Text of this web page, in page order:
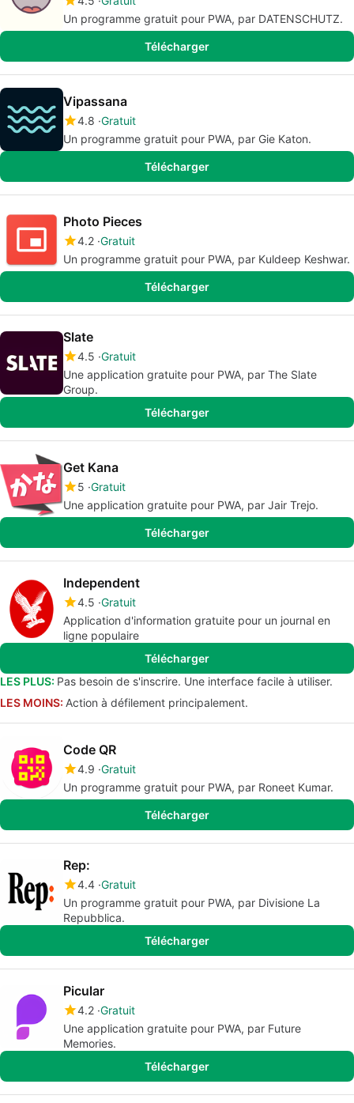
Un programme gratuit pour PWA, par DATENSCHUTZ.
Télécharger
Vipassana
4.8 Gratuit
Un programme gratuit pour PWA, par Gie Katon.
Télécharger
Photo Pieces
4.2 Gratuit
Un programme gratuit pour PWA, par Kuldeep Keshwar.
Télécharger
Slate
4.5 Gratuit
Une application gratuite pour PWA, par The Slate
Group.
Télécharger
Get Kana
5 Gratuit
Une application gratuite pour PWA, par Jair Trejo.
Télécharger
Independent
4.5 Gratuit
Application d'information gratuite pour un journal en
ligne populaire
Télécharger
LES PLUS: Pas besoin de s'inscrire. Une interface facile à utiliser.
LES MOINS: Action à défilement principalement.
Code QR
4.9 Gratuit
Un programme gratuit pour PWA, par Roneet Kumar.
Télécharger
Rep:
4.4 Gratuit
Un programme gratuit pour PWA, par Divisione La
Repubblica.
Télécharger
Picular
4.2 Gratuit
Une application gratuite pour PWA, par Future
Memories.
Télécharger